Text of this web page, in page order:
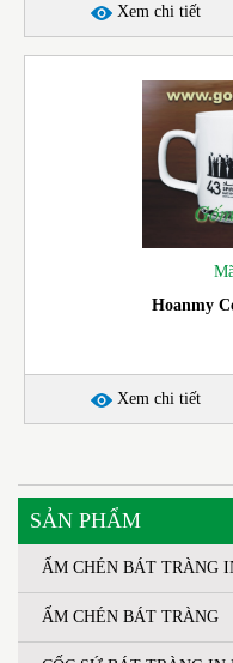
Xem chi tiết
Hoanmy
Xem chi tiết
SẢN PHẨM
ẤM CHÉN BÁT TRÀNG
ẤM CHÉN BÁT TRÀNG